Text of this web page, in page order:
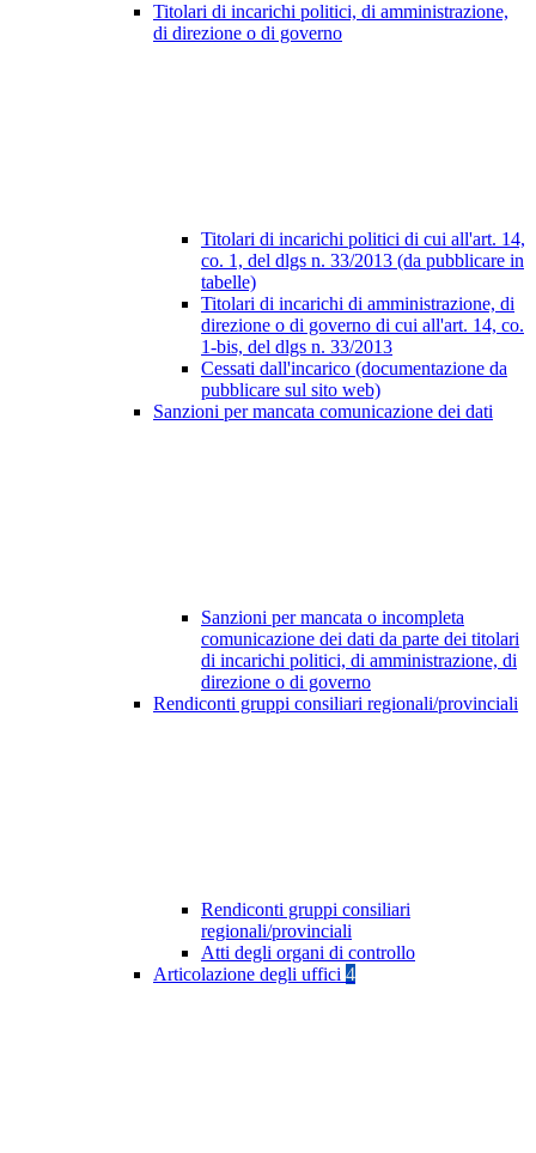
Titolari di incarichi politici, di amministrazione,
di direzione o di governo
Titolari di incarichi politici di cui all'art. 14,
co. 1, del dlgs n. 33/2013 (da pubblicare in
tabelle)
Titolari di incarichi di amministrazione, di
direzione o di governo di cui all'art. 14, co.
1-bis, del dlgs n. 33/2013
Cessati dall'incarico (documentazione da
pubblicare sul sito web)
Sanzioni per mancata comunicazione dei dati
Sanzioni per mancata o incompleta
comunicazione dei dati da parte dei titolari
di incarichi politici, di amministrazione, di
direzione o di governo
Rendiconti gruppi consiliari regionali/provinciali
Rendiconti gruppi consiliari
regionali/provinciali
Atti degli organi di controllo
Articolazione degli uffici 4